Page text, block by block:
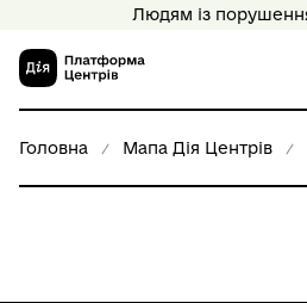
Людям із
Головна Мапа Дія Центрів